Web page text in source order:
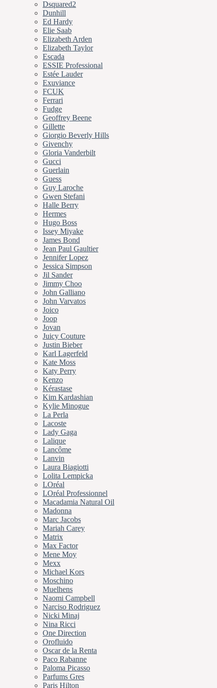
Dsquared2
Dunhill
Ed Hardy
Elie Saab
Elizabeth Arden
Elizabeth Taylor
Escada
ESSIE Professional
Estée Lauder
Exuviance
FCUK
Ferrari
Fudge
Geoffrey Beene
Gillette
Giorgio Beverly Hills
Givenchy
Gloria Vanderbilt
Gucci
Guerlain
Guess
Guy Laroche
Gwen Stefani
Halle Berry
Hermes
Hugo Boss
Issey Miyake
James Bond
Jean Paul Gaultier
Jennifer Lopez
Jessica Simpson
Jil Sander
Jimmy Choo
John Galliano
John Varvatos
Joico
Joop
Jovan
Juicy Couture
Justin Bieber
Karl Lagerfeld
Kate Moss
Katy Perry
Kenzo
Kérastase
Kim Kardashian
Kylie Minogue
La Perla
Lacoste
Lady Gaga
Lalique
Lancôme
Lanvin
Laura Biagiotti
Lolita Lempicka
LOréal
LOréal Professionnel
Macadamia Natural Oil
Madonna
Marc Jacobs
Mariah Carey
Matrix
Max Factor
Mene Moy
Mexx
Michael Kors
Moschino
Muelhens
Naomi Campbell
Narciso Rodriguez
Nicki Minaj
Nina Ricci
One Direction
Orofluido
Oscar de la Renta
Paco Rabanne
Paloma Picasso
Parfums Gres
Paris Hilton